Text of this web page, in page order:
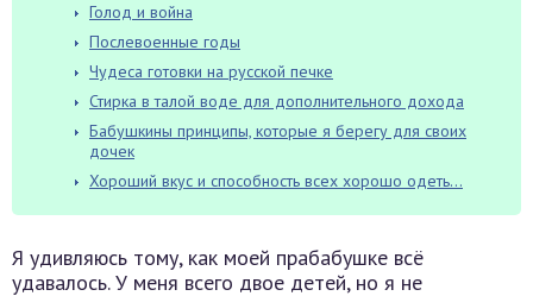
Голод и война
Послевоенные годы
Чудеса готовки на русской печке
Стирка в талой воде для дополнительного дохода
Бабушкины принципы, которые я берегу для своих
дочек
Хороший вкус и способность всех хорошо одеть…
Я удивляюсь тому, как моей прабабушке всё
удавалось. У меня всего двое детей, но я не